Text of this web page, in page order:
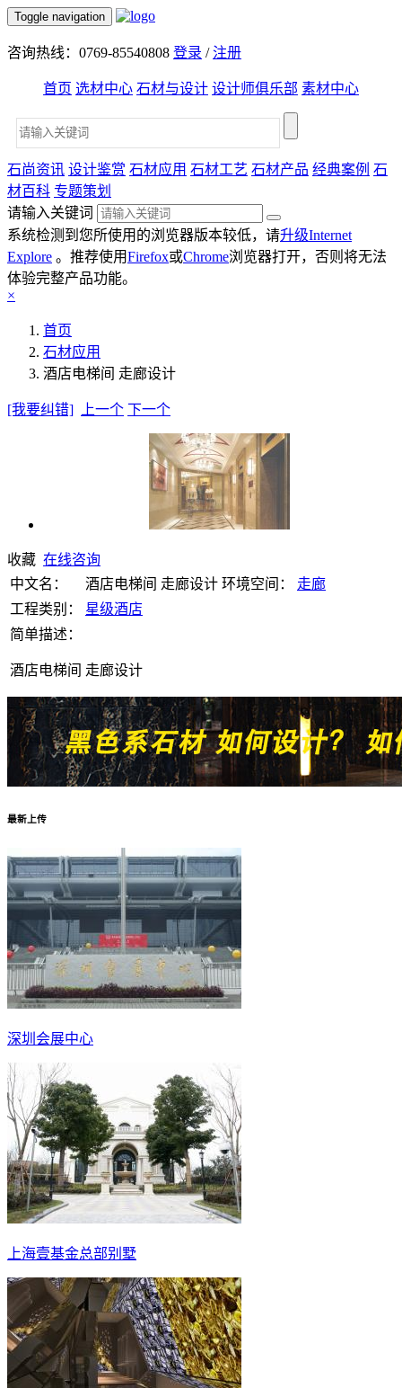
Toggle navigation
咨询热线：0769-85540808 登录 /注册
首页 选材中心 石材与设计 设计师俱乐部 素材中心
石尚资讯 设计鉴赏 石材应用 石材工艺 石材产品 经典案例 石
材百科 专题策划
请输入关键词
系统检测到您所使用的浏览器版本较低，请升级Internet
Explore 。推荐使用Firefox或Chrome浏览器打开，否则将无法
体验完整产品功能。
×
首页
石材应用
酒店电梯间 走廊设计
[我要纠错] 上一个 下一个
收藏 在线咨询
中文名：
酒店电梯间 走廊设计 环境空间：
走廊
工程类别：
星级酒店
简单描述：
酒店电梯间 走廊设计
最新上传
深圳会展中心
上海壹基金总部别墅